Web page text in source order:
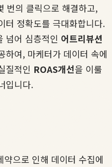
번의 클릭으로 해결하고,
터 정확도를 극대화합니다.
넘어 심층적인 어트리뷰션
하여, 마케터가 데이터 속에
질적인 ROAS개선을 이룰
입니다.
으로 인해 데이터 수집에